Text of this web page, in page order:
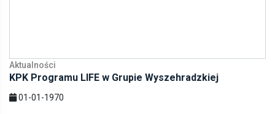
Aktualności
KPK Programu LIFE w Grupie Wyszehradzkiej
01-01-1970